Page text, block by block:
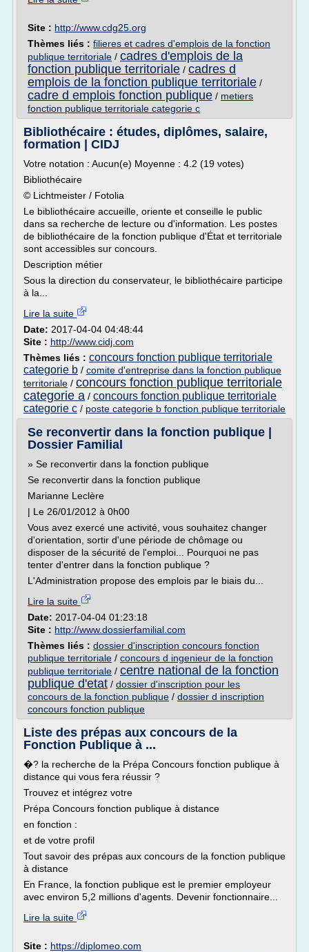
Site : http://www.cdg25.org
Thèmes liés : filieres et cadres d'emplois de la fonction
publique territoriale / cadres d'emplois de la
fonction publique territoriale / cadres d
emplois de la fonction publique territoriale /
cadre d emplois fonction publique / metiers
fonction publique territoriale categorie c
Bibliothécaire : études, diplômes, salaire,
formation | CIDJ
Votre notation : Aucun(e) Moyenne : 4.2 (19 votes)
Bibliothécaire
© Lichtmeister / Fotolia
Le bibliothécaire accueille, oriente et conseille le public
dans sa recherche de lecture ou d'information. Les postes
de bibliothécaire de la fonction publique d'État et territoriale
sont accessibles sur concours.
Description métier
Sous la direction du conservateur, le bibliothécaire participe
à la...
Lire la suite
Date: 2017-04-04 04:48:44
Site : http://www.cidj.com
Thèmes liés : concours fonction publique territoriale
categorie b / comite d'entreprise dans la fonction publique
territoriale / concours fonction publique territoriale
categorie a / concours fonction publique territoriale
categorie c / poste categorie b fonction publique territoriale
Se reconvertir dans la fonction publique |
Dossier Familial
» Se reconvertir dans la fonction publique
Se reconvertir dans la fonction publique
Marianne Leclère
| Le 26/01/2012 à 0h00
Vous avez exercé une activité, vous souhaitez changer
d'orientation, sortir d'une période de chômage ou
disposer de la sécurité de l'emploi... Pourquoi ne pas
tenter d'entrer dans la fonction publique ?
L'Administration propose des emplois par le biais du...
Lire la suite
Date: 2017-04-04 01:23:18
Site : http://www.dossierfamilial.com
Thèmes liés : dossier d'inscription concours fonction
publique territoriale / concours d ingenieur de la fonction
publique territoriale / centre national de la fonction
publique d'etat / dossier d'inscription pour les
concours de la fonction publique / dossier d inscription
concours fonction publique
Liste des prépas aux concours de la
Fonction Publique à ...
�? la recherche de la Prépa Concours fonction publique à
distance qui vous fera réussir ?
Trouvez et intégrez votre
Prépa Concours fonction publique à distance
en fonction :
et de votre profil
Tout savoir des prépas aux concours de la fonction publique
à distance
En France, la fonction publique est le premier employeur
avec environ 5,2 millions d'agents. Devenir fonctionnaire...
Lire la suite
Site : https://diplomeo.com